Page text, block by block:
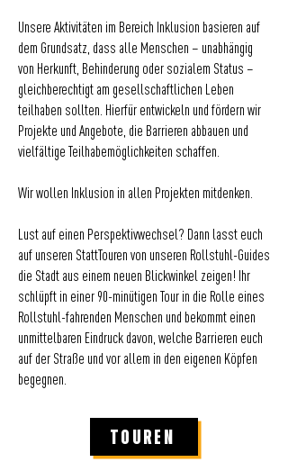
Unsere Aktivitäten im Bereich Inklusion basieren auf
dem Grundsatz, dass alle Menschen – unabhängig
von Herkunft, Behinderung oder sozialem Status –
gleichberechtigt am gesellschaftlichen Leben
teilhaben sollten. Hierfür entwickeln und fördern wir
Projekte und Angebote, die Barrieren abbauen und
vielfältige Teilhabemöglichkeiten schaffen.
Wir wollen Inklusion in allen Projekten mitdenken.
Lust auf einen Perspektivwechsel? Dann lasst euch
auf unseren StattTouren von unseren Rollstuhl-Guides
die Stadt aus einem neuen Blickwinkel zeigen! Ihr
schlüpft in einer 90-minütigen Tour in die Rolle eines
Rollstuhl-fahrenden Menschen und bekommt einen
unmittelbaren Eindruck davon, welche Barrieren euch
auf der Straße und vor allem in den eigenen Köpfen
begegnen.
TOUREN